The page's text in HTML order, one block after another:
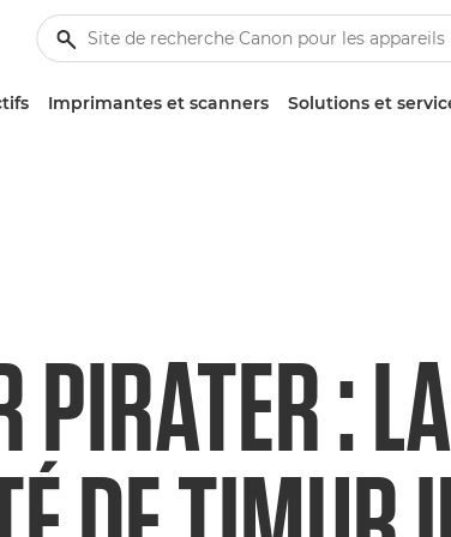
Imprimantes et scanners Solutions et
PIRATER :